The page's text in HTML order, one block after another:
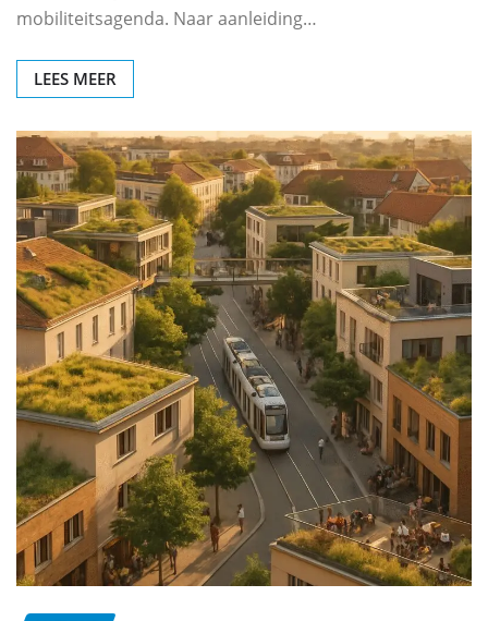
mobiliteitsagenda. Naar aanleiding…
LEES MEER